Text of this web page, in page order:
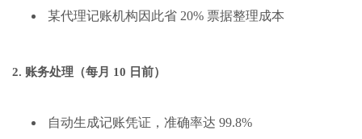
某代理记账机构因此省 20% 票据整理成本
2. 账务处理（每月 10 日前）
自动生成记账凭证，准确率达 99.8%